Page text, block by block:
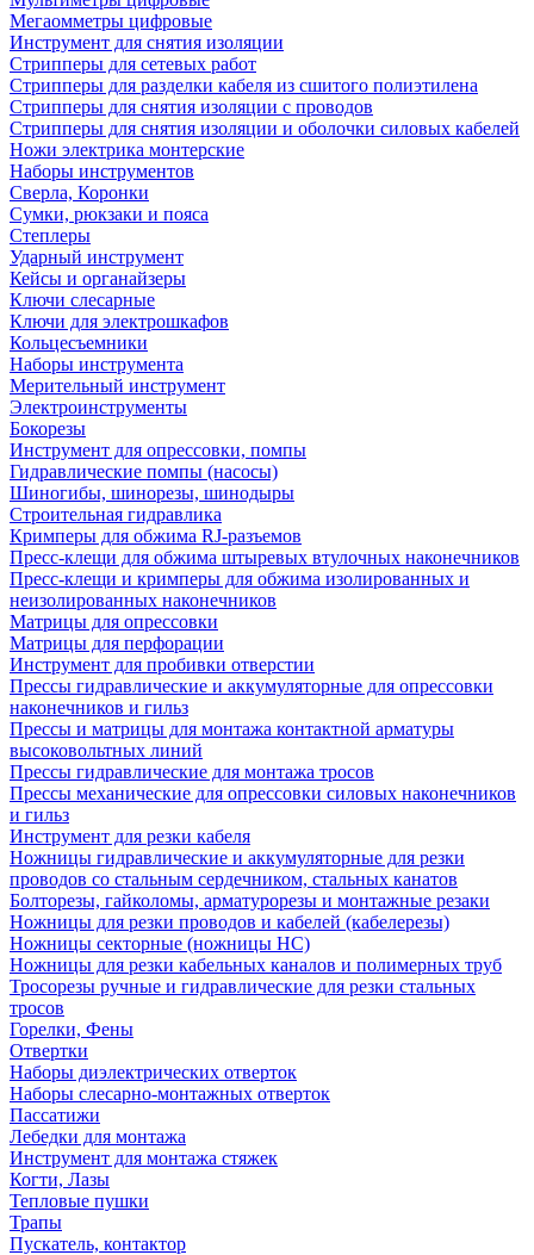
Мегаомметры цифровые
Инструмент для снятия изоляции
Стрипперы для сетевых работ
Стрипперы для разделки кабеля из сшитого полиэтилена
Cтрипперы для снятия изоляции с проводов
Стрипперы для снятия изоляции и оболочки силовых кабелей
Ножи электрика монтерские
Наборы инструментов
Сверла, Коронки
Сумки, рюкзаки и пояса
Степлеры
Ударный инструмент
Кейсы и органайзеры
Ключи слесарные
Ключи для электрошкафов
Кольцесъемники
Наборы инструмента
Мерительный инструмент
Электроинструменты
Бокорезы
Инструмент для опрессовки, помпы
Гидравлические помпы (насосы)
Шиногибы, шинорезы, шинодыры
Строительная гидравлика
Кримперы для обжима RJ-разъемов
Пресс-клещи для обжима штыревых втулочных наконечников
Пресс-клещи и кримперы для обжима изолированных и
неизолированных наконечников
Матрицы для опрессовки
Матрицы для перфорации
Инструмент для пробивки отверстии
Прессы гидравлические и аккумуляторные для опрессовки
наконечников и гильз
Прессы и матрицы для монтажа контактной арматуры
высоковольтных линий
Прессы гидравлические для монтажа тросов
Прессы механические для опрессовки силовых наконечников
и гильз
Инструмент для резки кабеля
Ножницы гидравлические и аккумуляторные для резки
проводов со стальным сердечником, стальных канатов
Болторезы, гайколомы, арматурорезы и монтажные резаки
Ножницы для резки проводов и кабелей (кабелерезы)
Ножницы секторные (ножницы НС)
Ножницы для резки кабельных каналов и полимерных труб
Тросорезы ручные и гидравлические для резки стальных
тросов
Горелки, Фены
Отвертки
Наборы диэлектрических отверток
Наборы слесарно-монтажных отверток
Пассатижи
Лебедки для монтажа
Инструмент для монтажа стяжек
Когти, Лазы
Тепловые пушки
Трапы
Пускатель, контактор